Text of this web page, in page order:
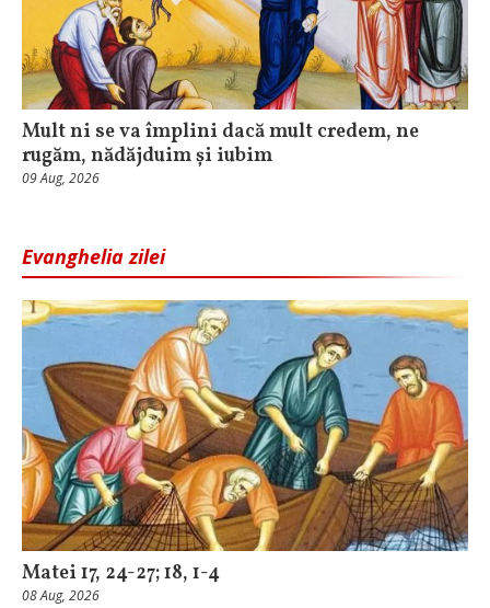
Mult ni se va împlini dacă mult credem, ne
rugăm, nădăjduim și iubim
09 Aug, 2026
Evanghelia zilei
Matei 17, 24-27; 18, 1-4
08 Aug, 2026